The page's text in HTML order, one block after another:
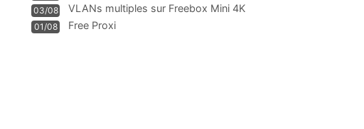
03/08 VLANs multiples sur Freebox Mini 4K
01/08 Free Proxi